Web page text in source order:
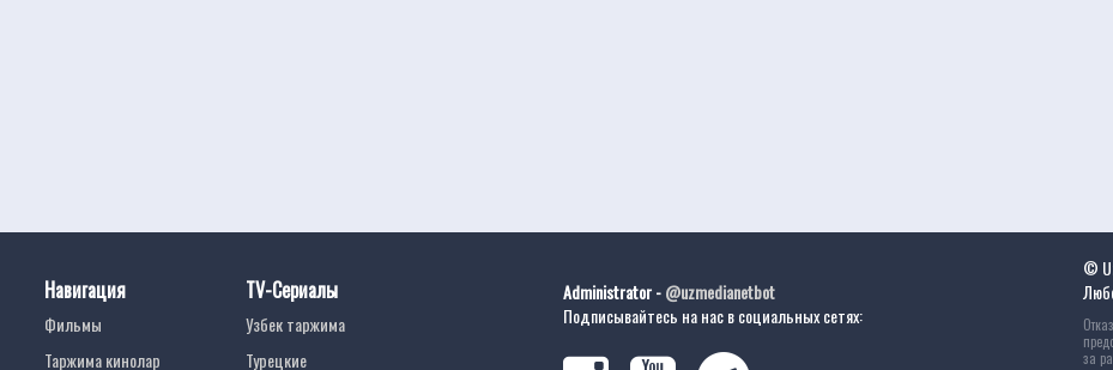
Навигация
Фильмы
Таржима кинолар
TV-Сериалы
Узбек таржима
Турецкие
Administrator -@uzmedianetbot
Подписывайтесь на нас в социальных сетях:
©
за